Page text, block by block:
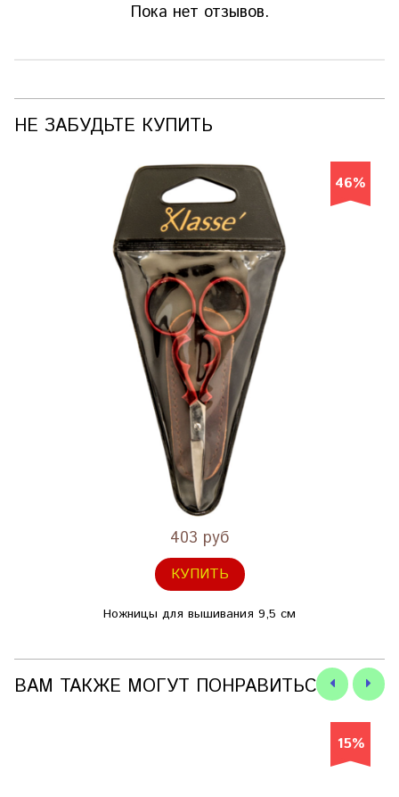
Пока нет отзывов.
НЕ ЗАБУДЬТЕ КУПИТЬ
46%
403 руб
КУПИТЬ
Ножницы для вышивания 9,5 см
ВАМ ТАКЖЕ МОГУТ ПОНРАВИТЬСЯ
15%